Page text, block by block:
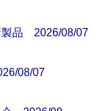
製品 2026/08/07
08/07